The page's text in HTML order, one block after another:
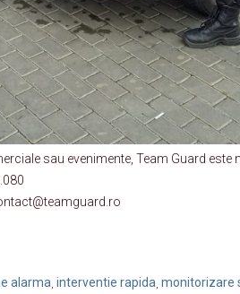
sau evenimente, Team Guard este
alarma, interventie rapida, monitorizare